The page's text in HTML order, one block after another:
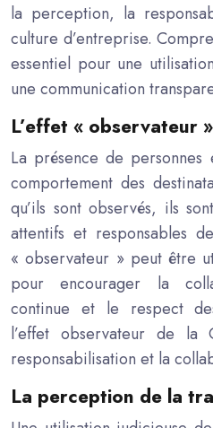
la perception, la
culture d’entreprise.
essentiel pour une
une communication
L’effet « observateur »
La présence de
comportement des
qu’ils sont observés, ils
attentifs et responsables
« observateur » peut être
pour encourager la
continue et le respect
l’effet observateur de la
responsabilisation et la
La perception de la